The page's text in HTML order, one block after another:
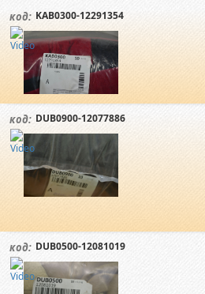
код: KAB0300-12291354
код: DUB0900-12077886
код: DUB0500-12081019